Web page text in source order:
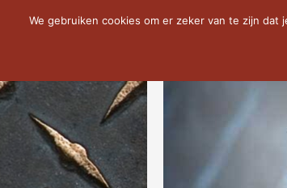
NOW TRENDING: THE
We gebruiken cookies om er zeker van te zijn